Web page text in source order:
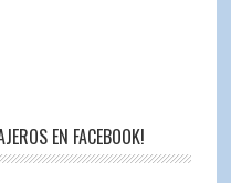
EN FACEBOOK!